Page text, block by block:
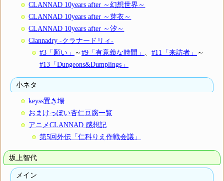
CLANNAD 10years after ～幻想世界～
CLANNAD 10years after ～芽衣～
CLANNAD 10years after ～汐～
Clannadry -クラナードリィ-
#3「願い」
～#9「有意義な時間」 #11「来訪者」
～
#13「Dungeons&Dumplings」
小ネタ
keyss置き場
おまけっぽい杏仁豆腐一覧
アニメCLANNAD 感想記
第5回外伝「仁科りえ作戦会議」
坂上智代
メイン